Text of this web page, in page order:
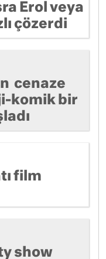
Erol veya
çözerdi
cenaze
komik bir
film
show